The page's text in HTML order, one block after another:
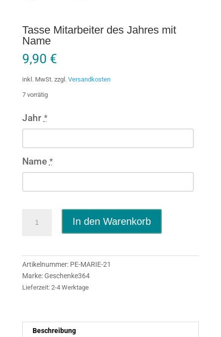
Tasse Mitarbeiter des Jahres mit
Name
9,90 €
inkl. MwSt. zzgl. Versandkosten
7 vorrätig
Jahr *
Name *
Mitarbeiter
In den Warenkorb
Artikelnummer: PE-MARIE-21
Marke:Geschenke364
Lieferzeit: 2-4 Werktage
Beschreibung